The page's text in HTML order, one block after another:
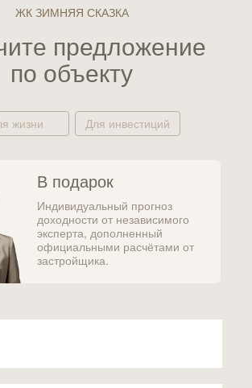
ЖК ЗИМНЯЯ СКАЗКА
Индивидуальный прогноз
доходности от независимого
эксперта, дополненный
официальными расчётами от
застройщика.
В подарок
предложение
по объекту
Для инвестиций
жизни